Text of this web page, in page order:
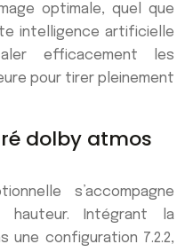
optimale, quel que
intelligence artificielle
efficacement les
pour tirer pleinement
dolby atmos
s’accompagne
Intégrant la
une configuration 7.2.2,